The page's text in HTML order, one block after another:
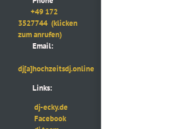
+49 172
3527744 (klicken
zum anrufen)
Email:
dj[a]hochzeitsdj.online
Links:
dj-ecky.de
Facebook